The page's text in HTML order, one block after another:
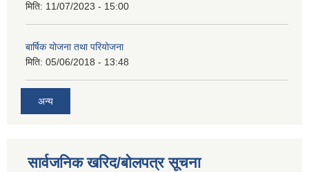
मिति: 11/07/2023 - 15:00
बार्षिक योजना तथा परियोजना
मिति: 05/06/2018 - 13:48
अन्य
सार्वजनिक खरिद/बोलपत्र सूचना